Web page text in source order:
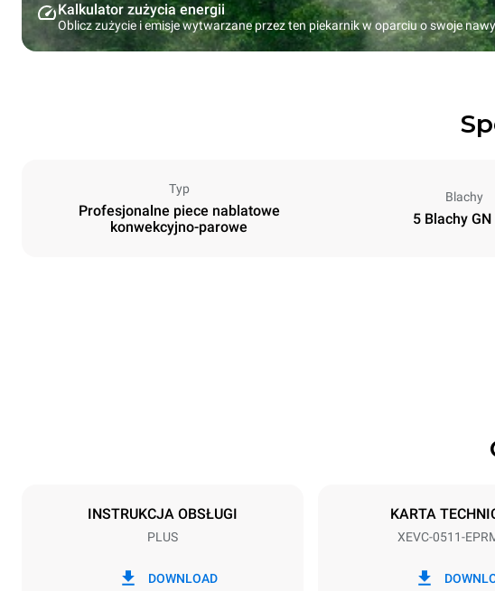
Kalkulator zużycia energii
Oblicz zużycie i emisje wytwarzane przez ten piekarnik w oparciu o swoje
Typ
Profesjonalne piece nablatowe
konwekcyjno-parowe
Blachy
5 Blachy GN
380-415V 3N~ / 220-
INSTRUKCJA OBSŁUGI
PLUS
DOWNLOAD
KARTA
XEVC-0511-